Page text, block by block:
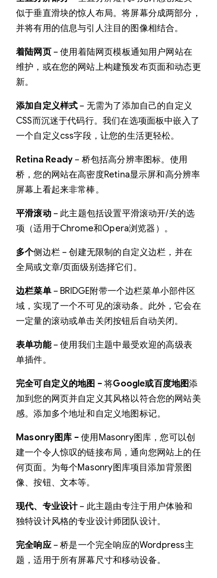
似于垂直滑块的惊人布局。将屏幕分成两部分，
并将有用的信息与引人注目的图像相结合。
着陆网页– 使用着陆网页模板通知用户网站在
维护，或在您的网站上构建预发布页面和动态更
新。
添加自定义样式 – 无需为了添加自己的自定义
CSS而沉迷于代码行。我们在选项面板中嵌入了
一个自定义css字段，让您的生活更轻松。
Retina Ready – 桥包括高分辨率图标。使用
桥，您的网站在高密度Retina显示屏和高分辨率
屏幕上看起来非常棒。
平滑滚动– 此主题包括设置平滑滚动开/关的选
项（适用于Chrome和Opera浏览器）。
多个侧边栏 – 创建无限制的自定义边栏，并在
全局或文章/页面级别选择它们。
边栏菜单– BRIDGE附带一个边栏菜单小部件区
域，实现了一个不可见的滚动条。此外，它会在
一定量的滚动或单击关闭按钮后自动关闭。
表单功能– 使用我们主题中最受欢迎的高级表
单插件。
完全可自定义的地图 –将Google或百度地图添
加到您的网页并自定义其风格以符合您的网站美
感。添加多个地址和自定义地图标记。
Masonry图库 –使用Masonry图库，您可以创
建一个令人惊叹的链接布局，通向您网站上的任
何页面。为每个Masonry图库项目添加背景图
像、按钮、文本等。
现代、专业设计– 此主题由专注于用户体验和
独特设计风格的专业设计师团队设计。
完全响应– 桥是一个完全响应的Wordpress主
题，适用于所有屏幕尺寸和移动设备。